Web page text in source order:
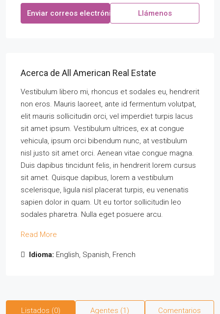
Enviar correos electrónicos Llámenos
Acerca de All American Real Estate
Vestibulum libero mi, rhoncus et sodales eu, hendrerit
non eros. Mauris laoreet, ante id fermentum volutpat,
elit mauris sollicitudin orci, vel imperdiet turpis lacus
sit amet ipsum. Vestibulum ultrices, ex at congue
vehicula, ipsum orci bibendum nunc, at vestibulum
nisl justo sit amet orci. Aenean vitae congue magna.
Duis dapibus tincidunt felis, in hendrerit lorem cursus
sit amet. Quisque dapibus, lorem a vestibulum
scelerisque, ligula nisl placerat turpis, eu venenatis
sapien dolor in quam. Ut eu tortor sollicitudin leo
sodales pharetra. Nulla eget posuere arcu.
Read More
Idioma: English, Spanish, French
Listados (0) Agentes (1)
Comentarios